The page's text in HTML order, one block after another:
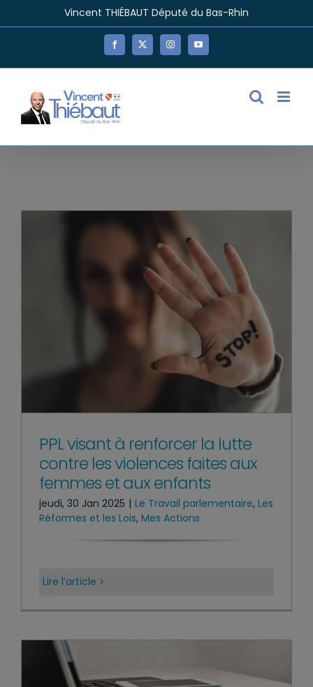
Vincent THIÉBAUT Député du Bas-Rhin
Facebook
X InstagramYouTube
PPL visant à renforcer la lutte
contre les violences faites aux
femmes et aux enfants
jeudi, 30 Jan 2025 | Le Travail parlementaire, Les
Réformes et les Lois, Mes Actions
Lire l’article